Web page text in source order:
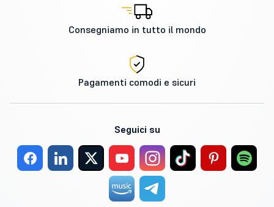
Consegniamo in tutto il mondo
Pagamenti comodi e sicuri
Seguici su